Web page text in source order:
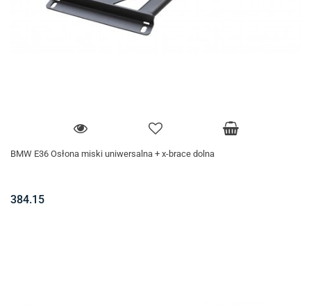
BMW E36 Osłona miski uniwersalna + x-brace dolna
384.15